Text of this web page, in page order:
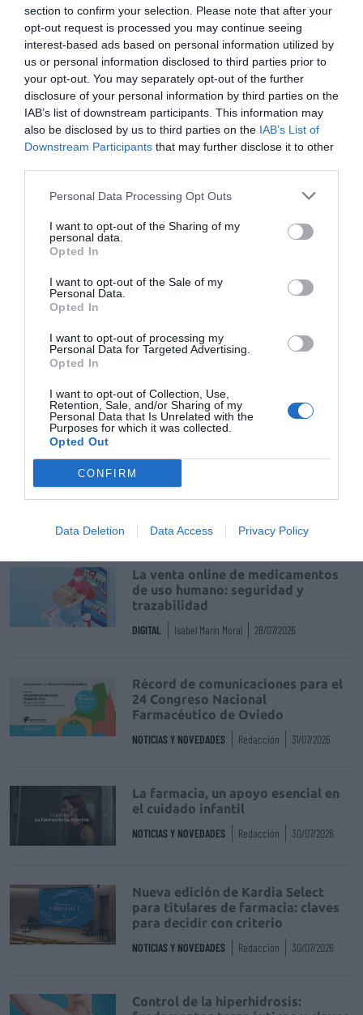
section to confirm your selection. Please note that after your
opt-out request is processed you may continue seeing
interest-based ads based on personal information utilized by
us or personal information disclosed to third parties prior to
your opt-out. You may separately opt-out of the further
disclosure of your personal information by third parties on the
IAB’s list of downstream participants. This information may
also be disclosed by us to third parties on the IAB’s List of
Downstream Participants that may further disclose it to other
Personal Data Processing Opt Outs
I want to opt-out of the Sharing of my
personal data.
Opted In
I want to opt-out of the Sale of my
Personal Data.
Opted In
I want to opt-out of processing my
Personal Data for Targeted Advertising.
Opted In
I want to opt-out of Collection, Use,
Retention, Sale, and/or Sharing of my
Personal Data that Is Unrelated with the
Purposes for which it was collected.
Opted Out
CONFIRM
Data Deletion Data Access Privacy Policy
información científica y objetiva sobre este coronavirus.
Además, se ha elaborado un documento con
información dirigida a la población general con el
objetivo de proporcionar información fiable, rigurosa y
objetiva, evitando alarmas y ofreciendo consejos
relacionados con la prevención en los casos necesarios.
Se puede acceder al material en este link:
https://www.portalfarma.com/Profesionales/
nCoV/Paginas/default.aspx
Añadir El Farmacéutico
como fuente preferida
de Google de forma gratuita
Mantente informado con las últimas noticias de actualidad.
organizacion farmaceutica colegial
farmacias comunitarias
Destacados
La venta online de medicamentos
de uso humano: seguridad y
trazabilidad
DIGITAL Isabel Marín Moral 28/07/2026
Récord de comunicaciones para el
24 Congreso Nacional
Farmacéutico de Oviedo
NOTICIAS Y NOVEDADES Redacción 31/07/2026
La farmacia, un apoyo esencial en
el cuidado infantil
NOTICIAS Y NOVEDADES Redacción 30/07/2026
Nueva edición de Kardia Select
para titulares de farmacia: claves
para decidir con criterio
NOTICIAS Y NOVEDADES Redacción 30/07/2026
Control de la hiperhidrosis: